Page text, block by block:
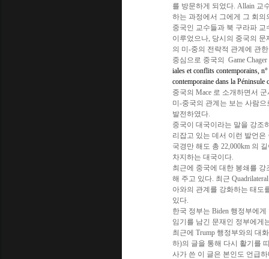
를 방문하게 되었다. Allain 교
하는 과정에서 그에게 그 회의
중국인 교수들과 북 구라파
이루었으나, 당시의 중국의
의 미-중의 전략적 관계에 관
중심으로 중국의 Game
iales et conflits contemporains,
contemporaine dans la Péninsule
중국의 Mace 로 소개하면서
미-중국의 관계는 보는 사람
발전하였다.
중국이 대국이라는 말을 강조
리잡고 있는 데서 이런 발언
국경만 해도 총 22,000km 의
차지하는 대국이다.
최근에 중국에 대한 봉쇄를
해 주고 있다. 최근
아와의 관계를 강화하는 태도
있다.
한국 정부는 Biden 행정부에
임기를 남긴 문재인 정부에게
최근에 Trump 행정부와의 대
하)의 글을 통해 다시 활기를
사가 쓴 이 글은 본인도 언급